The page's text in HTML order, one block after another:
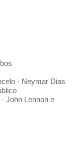
- Neymar Dias
John Lennon e